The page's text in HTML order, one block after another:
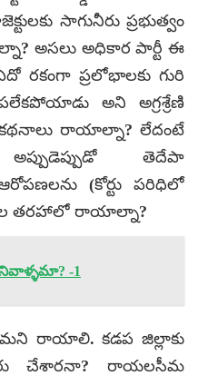
సాగునీరు ప్రభుత్వం
అసలు అధికార పార్టీ ఈ
రకంగా ప్రలోభాలకు గురి
అని అగ్రశ్రేణి
కథనాలు రాయాల్నా? లేదంటే
తెదేపా
(కోర్టు పరిధిలో
తరహాలో రాయాల్నా?
-1
రాయాలి. కడప జిల్లాకు
చేశారనా? రాయలసీమ